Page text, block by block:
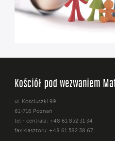
Kościół pod wezwaniem
ul. Kościuszki 99
61-716 Poznań
tel - centrala: +48 61 852 31 34
fax klasztoru: +48 61 582 38 67